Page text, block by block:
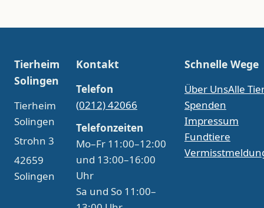
Tierheim
Solingen
Tierheim
Solingen
Strohn 3
42659
Solingen
Kontakt
Telefon
(0212) 42066
Telefonzeiten
Mo–Fr 11:00–12:00
und 13:00–16:00
Uhr
Sa und So 11:00–
Schnelle Wege
Über UnsAlle
Spenden
Impressum
Fundtiere